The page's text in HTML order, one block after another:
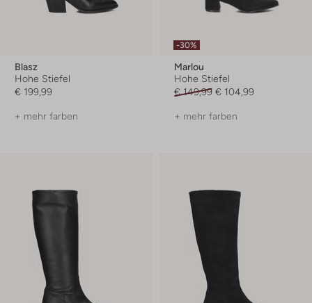
Blasz
Hohe Stiefel
€ 199,99
+ mehr farben
-30%
Marlou
Hohe Stiefel
€ 149,99 € 104,99
+ mehr farben